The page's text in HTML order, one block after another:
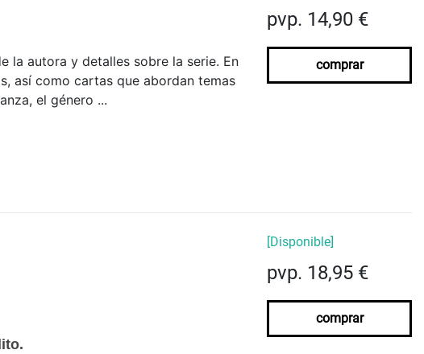
la autora y detalles sobre la serie. En
así como cartas que abordan temas
el género ...
pvp. 14,90 €
comprar
[Disponible]
pvp. 18,95 €
comprar